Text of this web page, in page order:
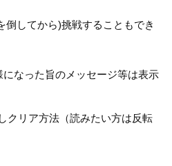
倒してから)挑戦することもでき
なった旨のメッセージ等は表示
クリア方法（読みたい方は反転